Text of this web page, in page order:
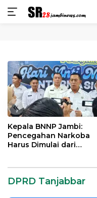
konten
«
Kepala BNNP Jambi:
Pencegahan Narkoba
Harus Dimulai dari
DPRD Tanjabbar
Pergantian
Daerah | 2 Februari, 2021